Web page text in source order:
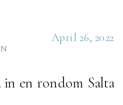
en rondom Salta
April 26, 2022